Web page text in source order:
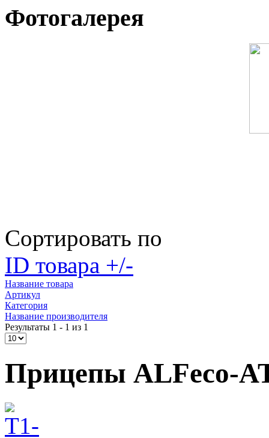
Фотогалерея
Сортировать по
ID товара +/-
Название товара
Артикул
Категория
Название производителя
Результаты 1 - 1 из 1
Прицепы ALFeco-